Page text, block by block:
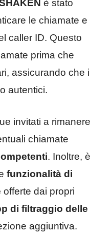
è stato
le chiamate e
caller ID. Questo
prima che
assicurando che i
autentici.
invitati a rimanere
chiamate
. Inoltre, è
funzionalità di
offerte dai propri
di filtraggio delle
aggiuntiva.